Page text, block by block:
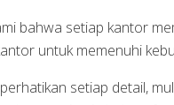
bahwa setiap kantor
untuk memenuhi
setiap detail,